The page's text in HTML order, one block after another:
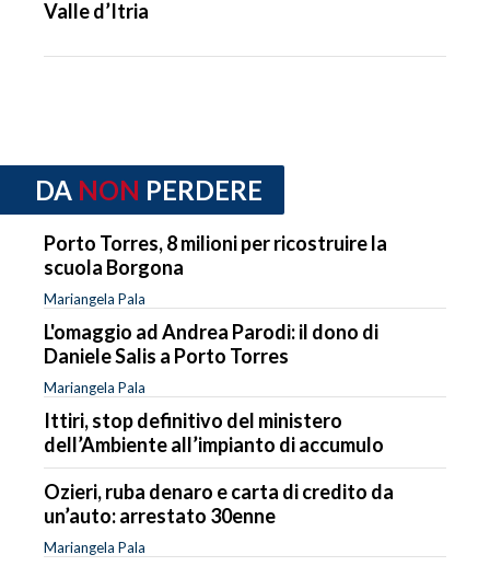
Valle d’Itria
DA NON PERDERE
Porto Torres, 8 milioni per ricostruire la
scuola Borgona
Mariangela Pala
L'omaggio ad Andrea Parodi: il dono di
Daniele Salis a Porto Torres
Mariangela Pala
Ittiri, stop definitivo del ministero
dell’Ambiente all’impianto di accumulo
Ozieri, ruba denaro e carta di credito da
un’auto: arrestato 30enne
Mariangela Pala